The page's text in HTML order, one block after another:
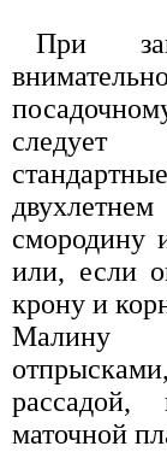
При
следует
смородину
или, если
крону и
Малину
рассадой,
маточной